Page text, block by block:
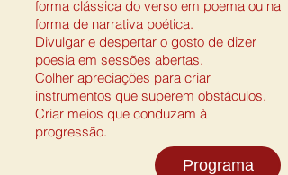
forma clássica do verso em poema ou na
forma de narrativa poética.
Divulgar e despertar o gosto de dizer
poesia em sessões abertas.
Colher apreciações para criar
instrumentos que superem obstáculos.
Criar meios que conduzam à
progressão.
Programa